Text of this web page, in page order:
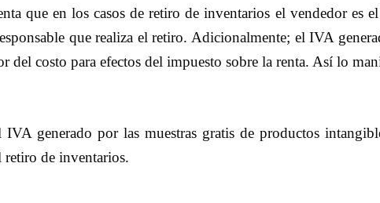
que en los casos de retiro de inventarios el vendedor es
que realiza el retiro. Adicionalmente; el IVA
del costo para efectos del impuesto sobre la renta. Así lo
generado por las muestras gratis de productos
retiro de inventarios.